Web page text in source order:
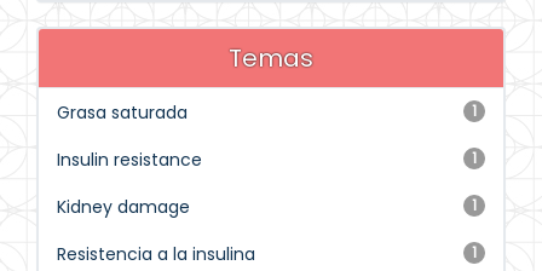
Temas
1
Grasa saturada
1
Insulin resistance
1
Kidney damage
1
Resistencia a la insulina